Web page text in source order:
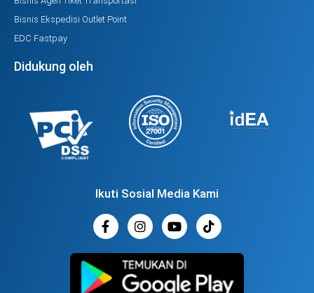
Bisnis Ekspedisi Outlet Point
EDC Fastpay
Didukung oleh
Ikuti Sosial Media Kami